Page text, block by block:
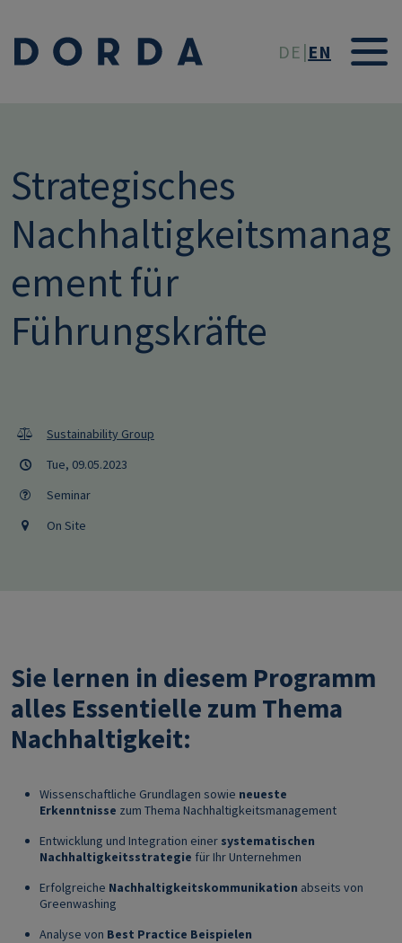
DE EN
Strategisches
Nachhaltigkeitsmanag
ement für
Führungskräfte
Sustainability Group
Tue, 09.05.2023
Seminar
On Site
Sie lernen in diesem Programm
alles Essentielle zum Thema
Nachhaltigkeit:
Wissenschaftliche Grundlagen sowie neueste
Erkenntnisse zum Thema Nachhaltigkeitsmanagement
Entwicklung und Integration einer systematischen
Nachhaltigkeitsstrategie für Ihr Unternehmen
Erfolgreiche Nachhaltigkeitskommunikation abseits von
Greenwashing
Analyse von Best Practice Beispielen